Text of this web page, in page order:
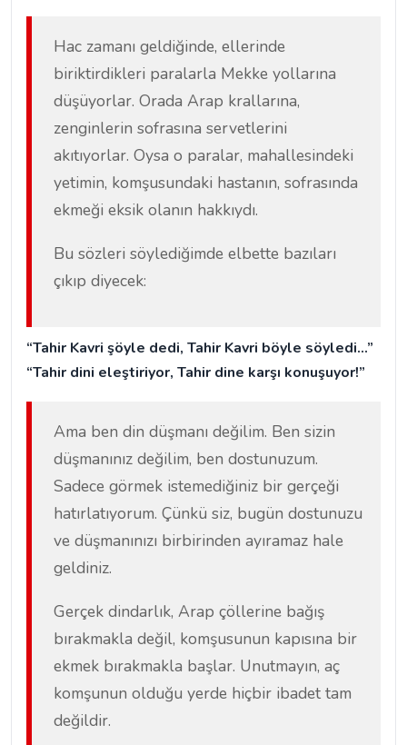
Hac zamanı geldiğinde, ellerinde
biriktirdikleri paralarla Mekke yollarına
düşüyorlar. Orada Arap krallarına,
zenginlerin sofrasına servetlerini
akıtıyorlar. Oysa o paralar, mahallesindeki
yetimin, komşusundaki hastanın, sofrasında
ekmeği eksik olanın hakkıydı.
Bu sözleri söylediğimde elbette bazıları
çıkıp diyecek:
“Tahir Kavri şöyle dedi, Tahir Kavri böyle söyledi...”
“Tahir dini eleştiriyor, Tahir dine karşı konuşuyor!”
Ama ben din düşmanı değilim. Ben sizin
düşmanınız değilim, ben dostunuzum.
Sadece görmek istemediğiniz bir gerçeği
hatırlatıyorum. Çünkü siz, bugün dostunuzu
ve düşmanınızı birbirinden ayıramaz hale
geldiniz.
Gerçek dindarlık, Arap çöllerine bağış
bırakmakla değil, komşusunun kapısına bir
ekmek bırakmakla başlar. Unutmayın, aç
komşunun olduğu yerde hiçbir ibadet tam
değildir.